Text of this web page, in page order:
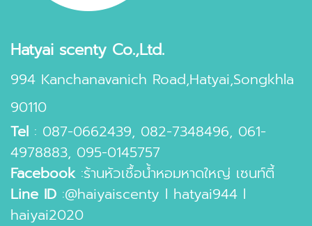
Hatyai scenty Co.,Ltd.
994 Kanchanavanich Road,Hatyai,Songkhla
90110
Tel : 087-0662439, 082-7348496, 061-
4978883, 095-0145757
Facebook:ร้านหัวเชื้อน้ำหอมหาดใหญ่ เซนท์ตี้
Line ID :@haiyaiscenty l hatyai944 l
haiyai2020